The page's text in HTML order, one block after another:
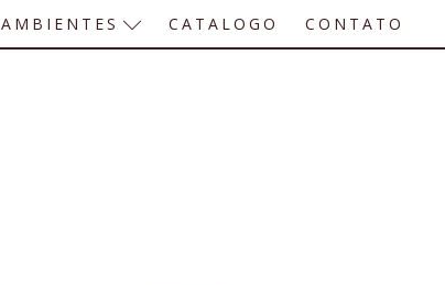
AMBIENTES CATALOGO CONTATO